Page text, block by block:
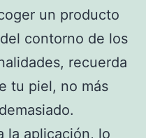
un producto
contorno de los
recuerda
tu piel, no más
la aplicación, lo